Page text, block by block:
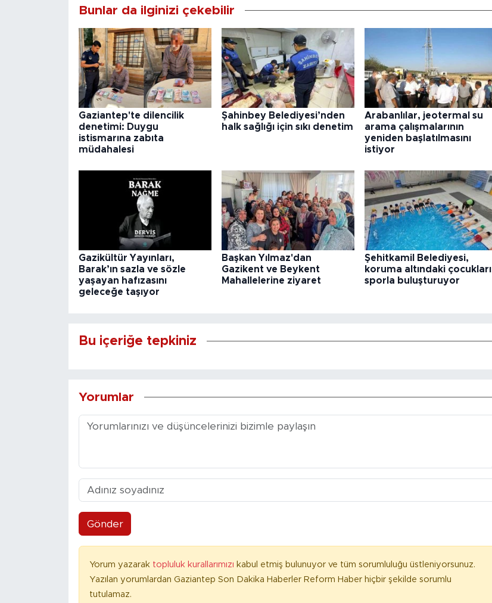
Bunlar da ilginizi çekebilir
Gaziantep'te dilencilik
denetimi: Duygu
istismarına zabıta
müdahalesi
Şahinbey Belediyesi’nden
halk sağlığı için sıkı denetim
Arabanlılar, jeotermal su
arama çalışmalarının
yeniden başlatılmasını
istiyor
Gazikültür Yayınları,
Barak’ın sazla ve sözle
yaşayan hafızasını
geleceğe taşıyor
Başkan Yılmaz'dan
Gazikent ve Beykent
Mahallelerine ziyaret
Şehitkamil Belediyesi,
koruma altındaki çocukları
sporla buluşturuyor
Bu içeriğe tepkiniz
Yorumlar
Gönder
Yorum yazarak topluluk kurallarımızı kabul etmiş bulunuyor ve tüm sorumluluğu üstleniyorsunuz.
Yazılan yorumlardan Gaziantep Son Dakika Haberler Reform Haber hiçbir şekilde sorumlu
tutulamaz.